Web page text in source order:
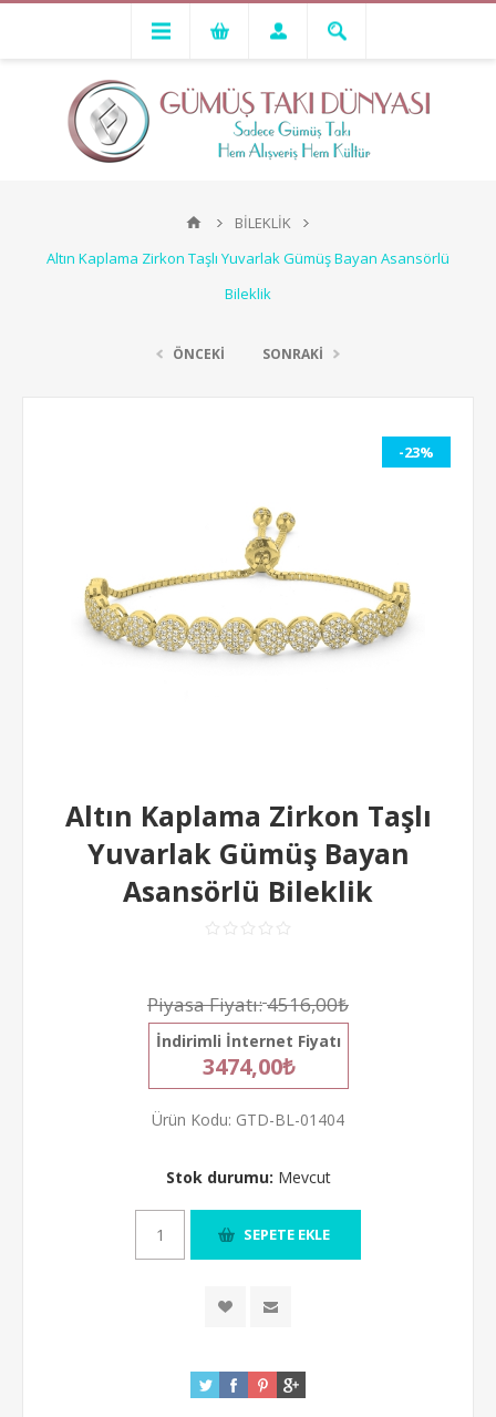
BİLEKLİK
Altın Kaplama Zirkon Taşlı Yuvarlak Gümüş Bayan Asansörlü
Bileklik
ÖNCEKİ SONRAKİ
-23%
Altın Kaplama Zirkon Taşlı
Yuvarlak Gümüş Bayan
Asansörlü Bileklik
Piyasa Fiyatı:4516,00₺
İndirimli İnternet Fiyatı
3474,00₺
Ürün Kodu: GTD-BL-01404
Stok durumu: Mevcut